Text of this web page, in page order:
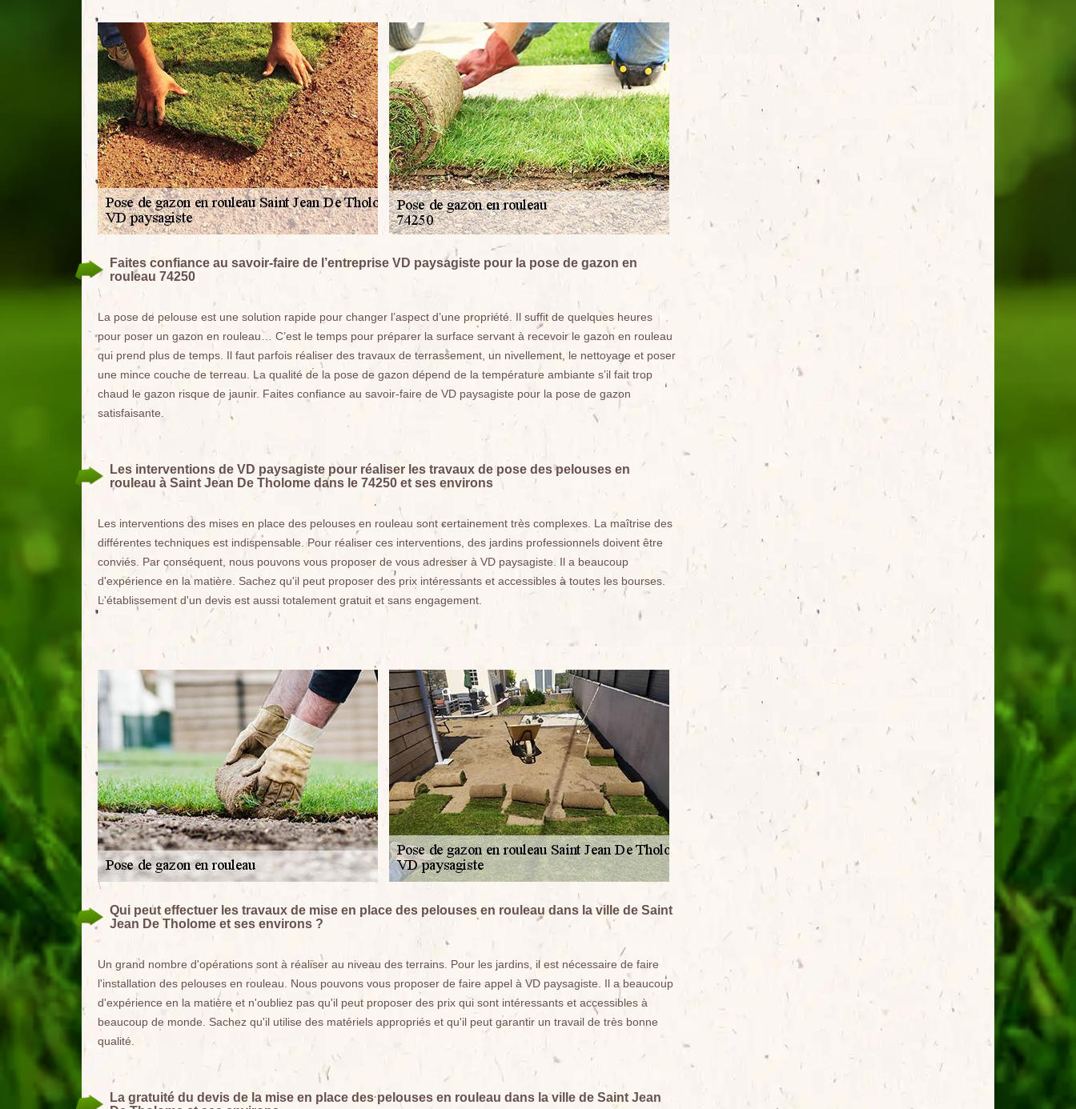
Faites confiance au savoir-faire de l’entreprise VD paysagiste pour la pose de gazon en
rouleau 74250
La pose de pelouse est une solution rapide pour changer l’aspect d’une propriété. Il suffit de quelques heures
pour poser un gazon en rouleau… C’est le temps pour préparer la surface servant à recevoir le gazon en rouleau
qui prend plus de temps. Il faut parfois réaliser des travaux de terrassement, un nivellement, le nettoyage et poser
une mince couche de terreau. La qualité de la pose de gazon dépend de la température ambiante s’il fait trop
chaud le gazon risque de jaunir. Faites confiance au savoir-faire de VD paysagiste pour la pose de gazon
satisfaisante.
Les interventions de VD paysagiste pour réaliser les travaux de pose des pelouses en
rouleau à Saint Jean De Tholome dans le 74250 et ses environs
Les interventions des mises en place des pelouses en rouleau sont certainement très complexes. La maîtrise des
différentes techniques est indispensable. Pour réaliser ces interventions, des jardins professionnels doivent être
conviés. Par conséquent, nous pouvons vous proposer de vous adresser à VD paysagiste. Il a beaucoup
d'expérience en la matière. Sachez qu'il peut proposer des prix intéressants et accessibles à toutes les bourses.
L'établissement d'un devis est aussi totalement gratuit et sans engagement.
Qui peut effectuer les travaux de mise en place des pelouses en rouleau dans la ville de Saint
Jean De Tholome et ses environs ?
Un grand nombre d'opérations sont à réaliser au niveau des terrains. Pour les jardins, il est nécessaire de faire
l'installation des pelouses en rouleau. Nous pouvons vous proposer de faire appel à VD paysagiste. Il a beaucoup
d'expérience en la matière et n'oubliez pas qu'il peut proposer des prix qui sont intéressants et accessibles à
beaucoup de monde. Sachez qu'il utilise des matériels appropriés et qu'il peut garantir un travail de très bonne
qualité.
La gratuité du devis de la mise en place des pelouses en rouleau dans la ville de Saint Jean